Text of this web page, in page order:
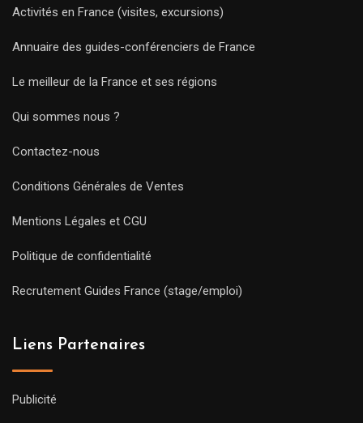
Activités en France (visites, excursions)
Annuaire des guides-conférenciers de France
Le meilleur de la France et ses régions
Qui sommes nous ?
Contactez-nous
Conditions Générales de Ventes
Mentions Légales et CGU
Politique de confidentialité
Recrutement Guides France (stage/emploi)
Liens Partenaires
Publicité